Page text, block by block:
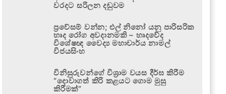
වරදට සරිලන දඬුවම
ප්‍රවේසම් වන්න; එල් නිනෝ යනු පාරිසරික
හෘද රෝග අවදානමකි – හෘදවේද
විශේෂඥ වෛද්‍ය මහාචාර්ය නාමල්
විජයසිංහ
විනිසුරුවන්ගේ විශ්‍රාම වයස දීර්ඝ කිරීම
“දොවාගත් කිරි කළයට ගොම මුසු
කිරීමක්”